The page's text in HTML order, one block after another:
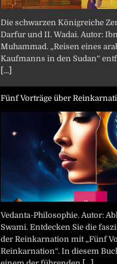
Die schwarzen Königreiche
Darfur und II. Wadai. Autor:
Muhammad. „Reisen eines
Kaufmanns in den Sudan“
[...]
Fünf Vorträge über
Vedanta-Philosophie. Autor:
Swami. Entdecken Sie die
der Reinkarnation mit „Fünf
Reinkarnation“. In diesem